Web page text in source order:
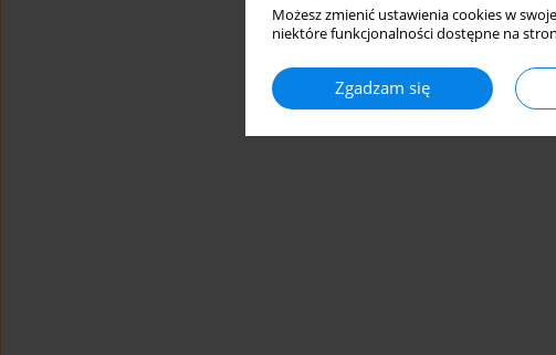
Możesz zmienić ustawienia cookies w
niektóre funkcjonalności dostępne na
Zgadzam się